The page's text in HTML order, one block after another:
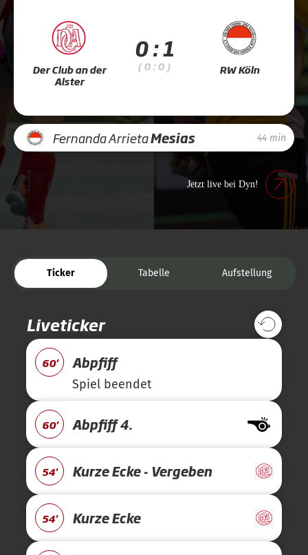
Der Club an der
Alster
0 : 1
( 0 : 0 ) RW Köln
Fernanda ArrietaMesias 44 min
Jetzt live bei Dyn!
Ticker Tabelle Aufstellung
Liveticker
60' Abpfiff
Spiel beendet
60' Abpfiff 4.
54' Kurze Ecke - Vergeben
54' Kurze Ecke